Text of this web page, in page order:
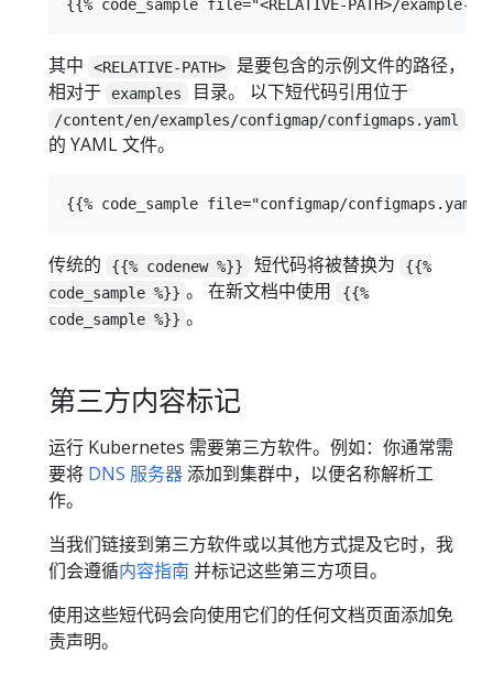
其中 <RELATIVE-PATH>
是要包含的示例文件的路径，
相对于
examples 目录。 以下短代码引用位于
/content/en/examples/configmap/configmaps.yaml
的 YAML 文件。
传统的 {{% codenew %}} 短代码将被替换为
{{%
code_sample %}} 。 在新文档中使用
{{%
code_sample %}} 。
第三方内容标记
运行 Kubernetes 需要第三方软件。例如：你通常需
要将 DNS 服务器添加到集群中，以便名称解析工
作。
当我们链接到第三方软件或以其他方式提及它时，我
们会遵循内容指南 并标记这些第三方项目。
使用这些短代码会向使用它们的任何文档页面添加免
责声明。